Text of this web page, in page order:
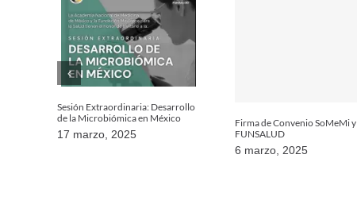
Sesión Extraordinaria: Desarrollo
de la Microbiómica en México
17 marzo, 2025
Firma de Convenio SoMeMi y
FUNSALUD
6 marzo, 2025